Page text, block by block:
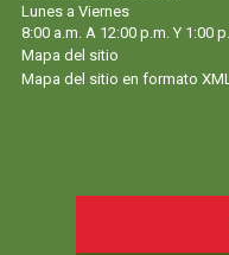
Lunes a Viernes
8:00 a.m. A 12:00 p.m. Y 1:00
Mapa del sitio
Mapa del sitio en formato